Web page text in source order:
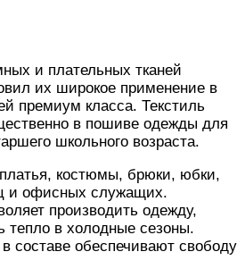
и плательных тканей
их широкое применение в
премиум класса. Текстиль
в пошиве одежды для
школьного возраста.
костюмы, брюки, юбки,
и офисных служащих.
производить одежду,
тепло в холодные сезоны.
составе обеспечивают свободу